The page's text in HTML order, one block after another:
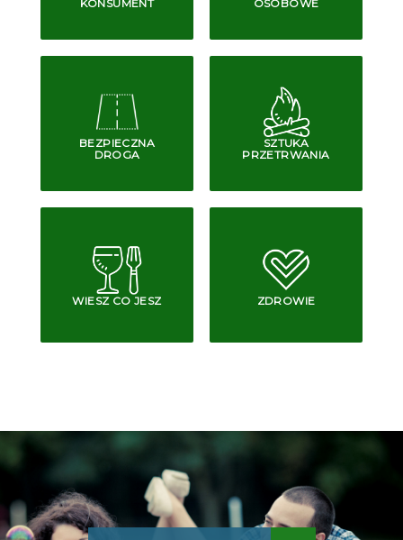
KONSUMENT
OSOBOWE
BEZPIECZNA
DROGA
SZTUKA
PRZETRWANIA
WIESZ CO JESZ ZDROWIE